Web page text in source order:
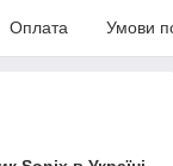
Оплата Умови